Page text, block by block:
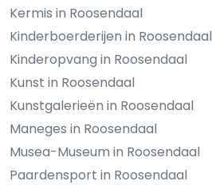
Kermis in Roosendaal
Kinderboerderijen in Roosendaal
Kinderopvang in Roosendaal
Kunst in Roosendaal
Kunstgalerieën in Roosendaal
Maneges in Roosendaal
Musea-Museum in Roosendaal
Paardensport in Roosendaal